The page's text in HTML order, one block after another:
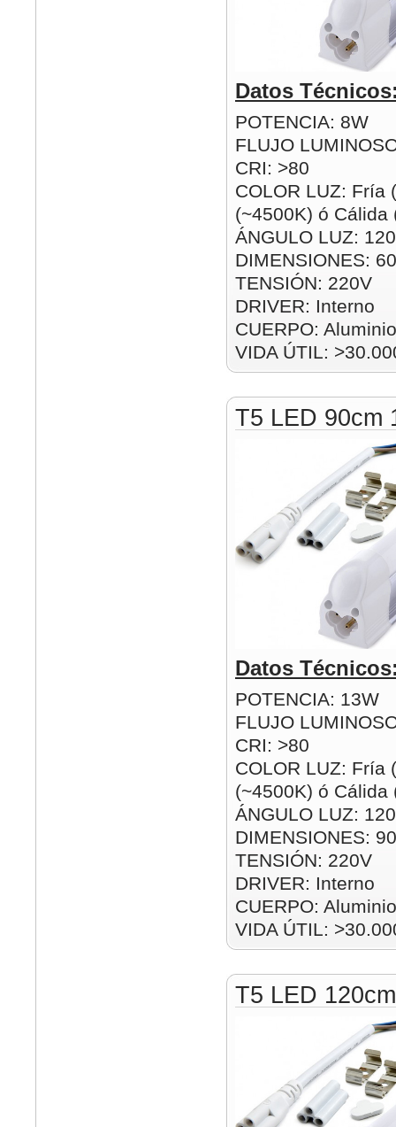
Datos
POTENCIA: 8W
FLUJO
CRI: >80
COLOR LUZ: Fría
(~4500K) ó Cálida
ÁNGULO LUZ:
DIMENSIONES:
TENSIÓN: 220V
DRIVER: Interno
CUERPO: Aluminio
VIDA ÚTIL:
T5 LED 90cm
Datos
POTENCIA: 13W
FLUJO
CRI: >80
COLOR LUZ: Fría
(~4500K) ó Cálida
ÁNGULO LUZ:
DIMENSIONES:
TENSIÓN: 220V
DRIVER: Interno
CUERPO: Aluminio
VIDA ÚTIL:
T5 LED